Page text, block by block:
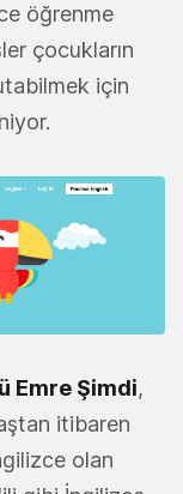
öğrenme
çocukların
için
Emre Şimdi,
itibaren
olan